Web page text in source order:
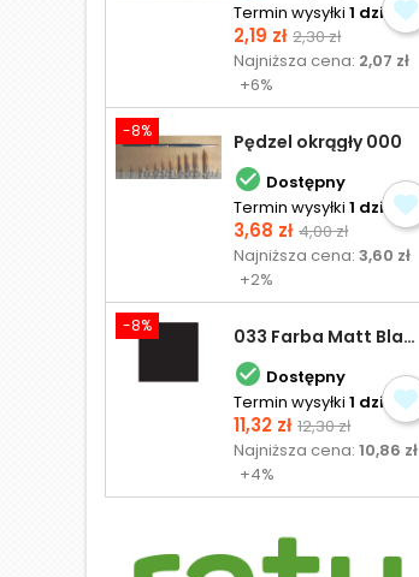
Termin wysyłki 1 dzień
Cena
2,19 zł Cena
podstawowa
2,30 zł
Najniższa cena: 2,07 zł
+6%
-8% Pędzel okrągły 000
 Dostępny
Termin wysyłki 1 dzień
Cena
3,68 zł Cena
podstawowa
4,00 zł
Najniższa cena:3,60 zł
+2%
-8% 033 Farba Matt Black - olejna
 Dostępny
Termin wysyłki 1 dzień
Cena
11,32 zł Cena
podstawowa
12,30 zł
Najniższa cena:10,86 zł
+4%